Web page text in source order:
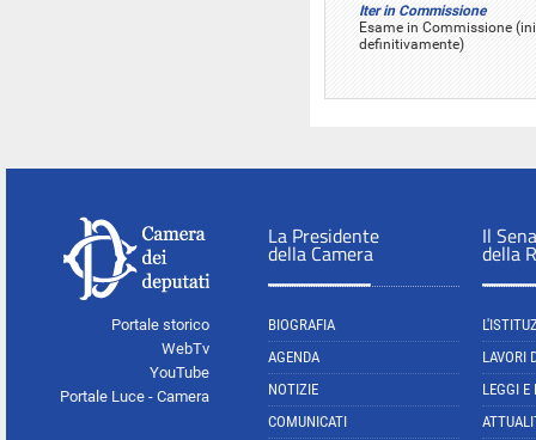
Iter in Commissione
Esame in Commissione
definitivamente)
Portale storico
WebTv
YouTube
Portale Luce - Camera
La Presidente
della Camera
BIOGRAFIA
AGENDA
NOTIZIE
COMUNICATI
Il
della
LAVORI
LEGGI E